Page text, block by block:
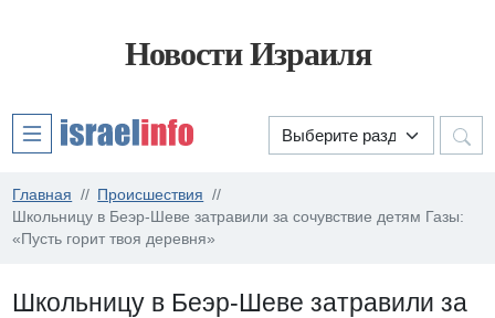
Новости Израиля
Главная
Происшествия
Школьницу в Беэр-Шеве затравили за сочувствие детям Газы:
«Пусть горит твоя деревня»
Школьницу в Беэр-Шеве затравили за